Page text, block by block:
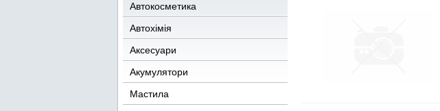
Автокосметика
Автохімія
Аксесуари
Акумулятори
Мастила